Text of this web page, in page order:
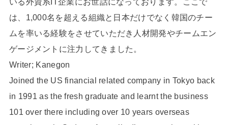
は、1,000名を超える組織と日本だけでなく韓国のチー
ムを率いる経験をさせていただき人材開発やチームエン
ゲージメントに注力してきました。
Writer; Kanegon
Joined the US financial related company in Tokyo back
in 1991 as the fresh graduate and learnt the business
101 over there including over 10 years overseas